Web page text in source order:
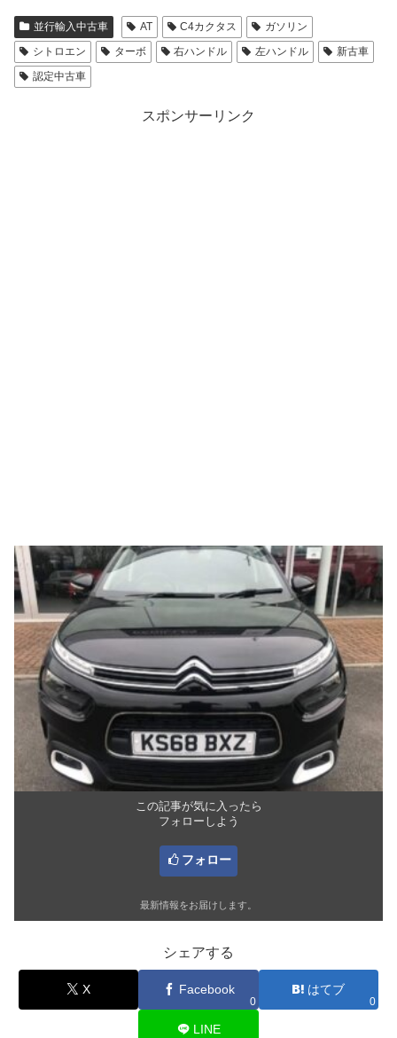
並行輸入中古車 AT C4カクタス
ガソリン
シトロエン
ターボ 右ハンドル 左ハンドル
新古車
認定中古車
スポンサーリンク
この記事が気に入ったら
フォローしよう
フォロー
最新情報をお届けします。
シェアする
X Facebook
0
はてブ
0
LINE